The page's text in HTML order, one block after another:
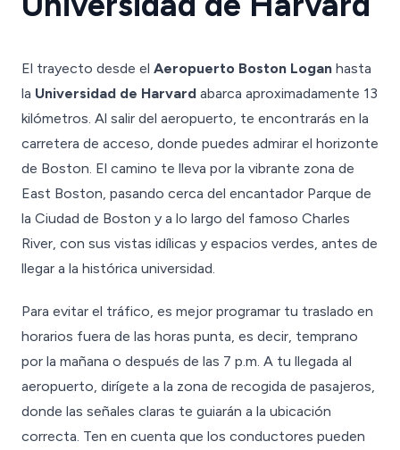
El trayecto desde el Aeropuerto Boston Logan hasta
la Universidad de Harvard abarca aproximadamente 13
kilómetros. Al salir del aeropuerto, te encontrarás en la
carretera de acceso, donde puedes admirar el horizonte
de Boston. El camino te lleva por la vibrante zona de
East Boston, pasando cerca del encantador Parque de
la Ciudad de Boston y a lo largo del famoso Charles
River, con sus vistas idílicas y espacios verdes, antes de
llegar a la histórica universidad.
Para evitar el tráfico, es mejor programar tu traslado en
horarios fuera de las horas punta, es decir, temprano
por la mañana o después de las 7 p.m. A tu llegada al
aeropuerto, dirígete a la zona de recogida de pasajeros,
donde las señales claras te guiarán a la ubicación
correcta. Ten en cuenta que los conductores pueden